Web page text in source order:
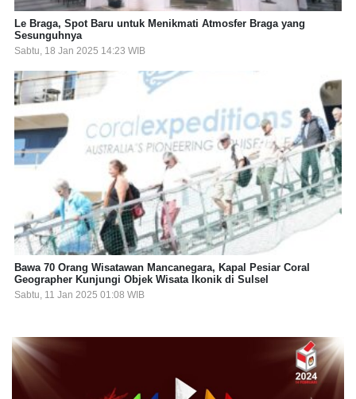
Le Braga, Spot Baru untuk Menikmati Atmosfer Braga yang
Sesunguhnya
Sabtu, 18 Jan 2025 14:23 WIB
Bawa 70 Orang Wisatawan Mancanegara, Kapal Pesiar Coral
Geographer Kunjungi Objek Wisata Ikonik di Sulsel
Sabtu, 11 Jan 2025 01:08 WIB